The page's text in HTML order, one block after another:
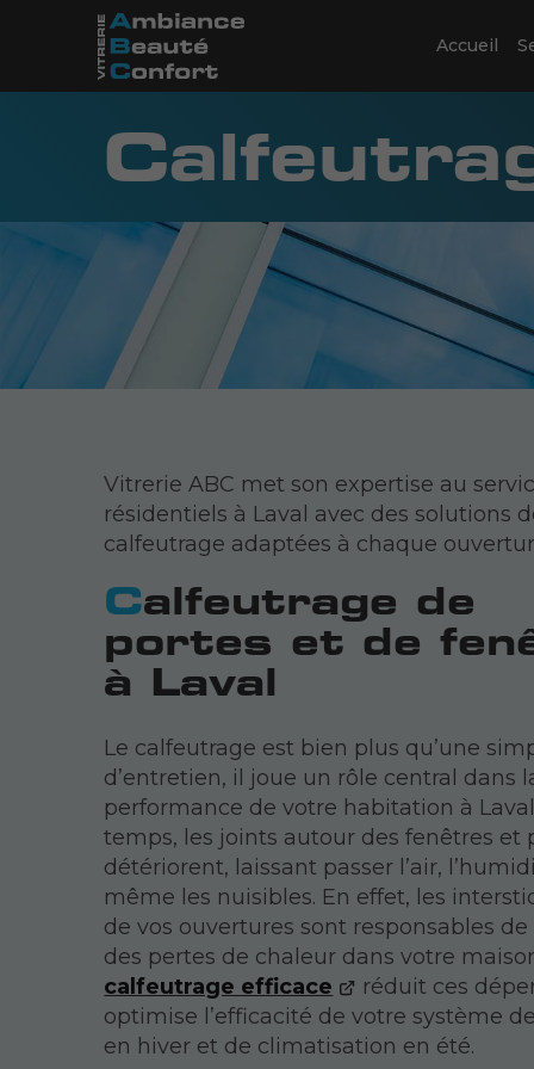
Accueil
Vitrerie ABC met son expertise au
résidentiels à Laval avec des solutions
calfeutrage adaptées à chaque
Calfeutrage de
portes et de
à Laval
Le calfeutrage est bien plus qu’une
d’entretien, il joue un rôle central dans
performance de votre habitation à
temps, les joints autour des fenêtres et
détériorent, laissant passer l’air,
même les nuisibles. En effet, les
de vos ouvertures sont responsables de
des pertes de chaleur dans votre
calfeutrage efficace
réduit ces
optimise l’efficacité de votre système
en hiver et de climatisation en été.